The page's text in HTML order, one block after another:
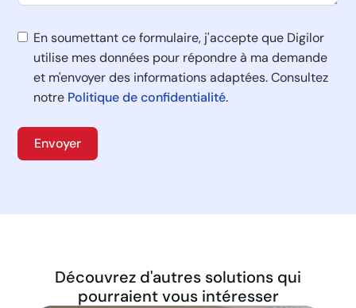
En soumettant ce formulaire, j'accepte que Digilor
utilise mes données pour répondre à ma demande
et m'envoyer des informations adaptées. Consultez
notre Politique de confidentialité.
Envoyer
Découvrez d'autres solutions qui
pourraient vous intéresser